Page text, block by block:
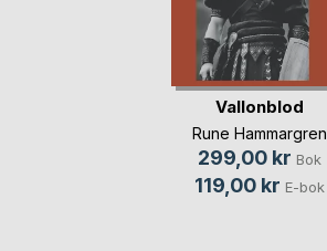
Vallonblod
Rune Hammargren
299,00 kr Bok
119,00 kr E-bok